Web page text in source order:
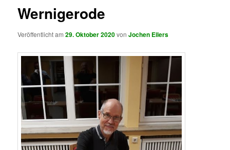
Wernigerode
Veröffentlicht am29. Oktober 2020vonJochen Eilers